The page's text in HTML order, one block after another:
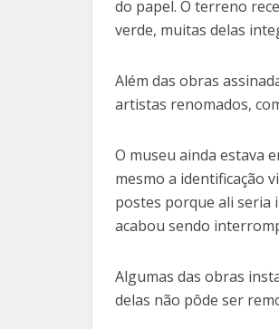
do papel. O terreno
verde, muitas delas
Além das obras
artistas renomados,
O museu ainda estava
mesmo a identificação
postes porque ali seria
acabou sendo
Algumas das obras
delas não pôde ser